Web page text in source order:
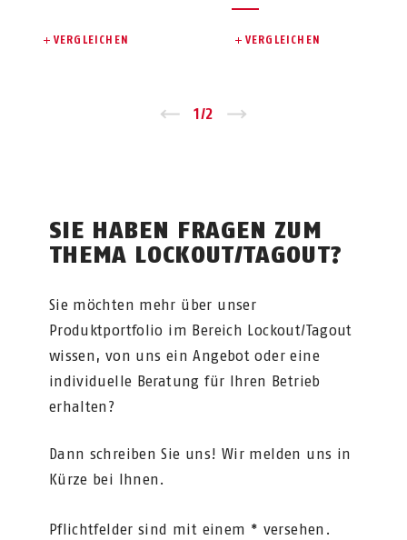
VERGLEICHEN VERGLEICHEN
Zurück
1 /2
SIE HABEN FRAGEN ZUM
THEMA LOCKOUT/TAGOUT?
Sie möchten mehr über unser
Produktportfolio im Bereich Lockout/Tagout
wissen, von uns ein Angebot oder eine
individuelle Beratung für Ihren Betrieb
erhalten?
Dann schreiben Sie uns! Wir melden uns in
Kürze bei Ihnen.
Pflichtfelder sind mit einem * versehen.